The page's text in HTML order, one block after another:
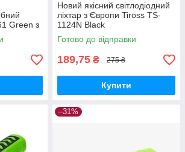
Green з
Новий якісний світлодіодний
ліхтар з Європи Tiross TS-
1124N Black
Готово до відправки
189,75 ₴ 275 ₴
Купити
–31%